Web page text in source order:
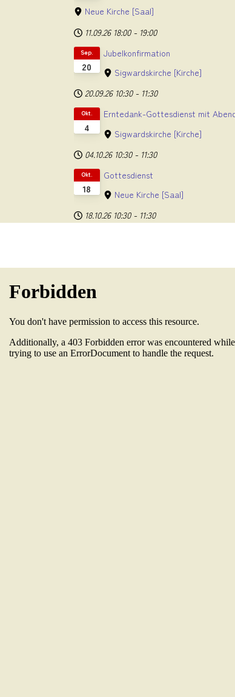
Neue Kirche [Saal]
11.09.26 18:00 - 19:00
20
Sep.
Jubelkonfirmation
Sigwardskirche [Kirche]
20.09.26 10:30 - 11:30
4
Okt.
Erntedank-Gottesdienst mit
Sigwardskirche [Kirche]
04.10.26 10:30 - 11:30
18
Okt.
Gottesdienst
Neue Kirche [Saal]
18.10.26 10:30 - 11:30